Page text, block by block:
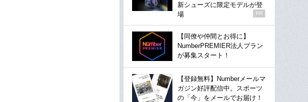
新シューズに限定モデルが登
場
PR
【同僚や仲間とお得に】
NumberPREMIER法人プラン
が募集スタート！
【登録無料】Numberメールマ
ガジン好評配信中。スポーツ
の「今」をメールでお届け！